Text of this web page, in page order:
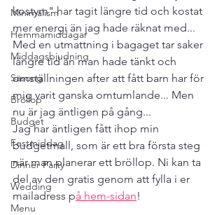
Minimalism
Hemmamiddagar
Middagsbjudning
Säsong
Bröllop
Budget
Festmiddag
Dinner Party
Wedding
Menu
kostym" har tagit längre tid och kostat
mer energi än jag hade räknat med...
Med en utmattning i bagaget tar saker
längre tid än man hade tänkt och
omställningen after att fått barn har för
mig varit ganska omtumlande... Men
nu är jag äntligen på gång...
Jag har äntligen fått ihop min
budgetmall, som är ett bra första steg
när man planerar ett bröllop. Ni kan ta
del av den gratis genom att fylla i er
mailadress på hem-sidan!